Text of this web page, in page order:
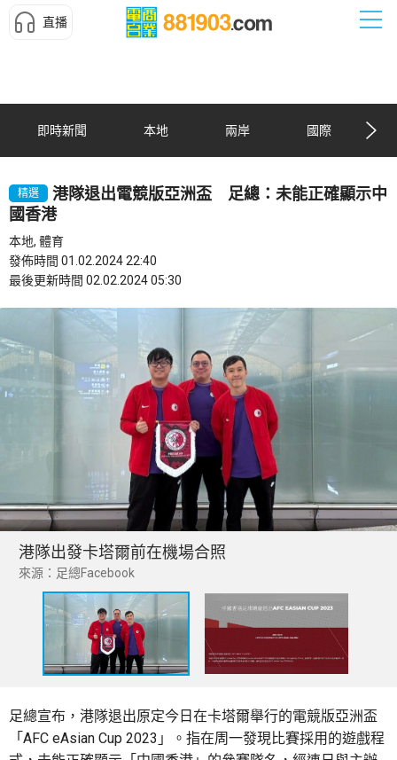
直播
即時新聞 本地 兩岸 國際
精選
港隊退出電競版亞洲盃 足總：未能正確顯示中
國香港
本地, 體育
發佈時間 01.02.2024 22:40
最後更新時間 02.02.2024 05:30
港隊出發卡塔爾前在機場合照
來源：足總Facebook
足總宣布，港隊退出原定今日在卡塔爾舉行的電競版亞洲盃
「AFC eAsian Cup 2023」。指在周一發現比賽採用的遊戲程